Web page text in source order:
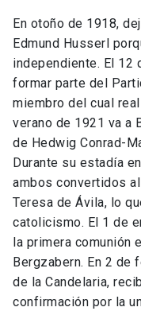
En otoño de 1918,
Edmund Husserl
independiente. El 12
formar parte del
miembro del cual
verano de 1921 va a
de Hedwig Conrad-
Durante su estadía
ambos convertidos
Teresa de Ávila, lo
catolicismo. El 1 de
la primera comunión
Bergzabern. En 2
de la Candelaria,
confirmación por la